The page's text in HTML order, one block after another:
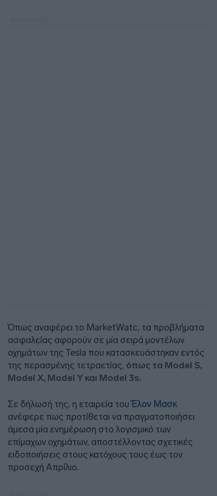
Όπως αναφέρει το MarketWatc, τα προβλήματα
ασφαλείας αφορούν σε μία σειρά μοντέλων
οχημάτων της Tesla που κατασκευάστηκαν εντός
της περασμένης τετραετίας, όπως τα Model S,
Model X, Model Y και Model 3s.
Σε δήλωσή της, η εταιρεία τουΈλον Μασκ
ανέφερε πως προτίθεται να πραγματοποιήσει
άμεσα μία ενημέρωση στο λογισμικό των
επίμαχων οχημάτων, αποστέλλοντας σχετικές
ειδοποιήσεις στους κατόχους τους έως τον
προσεχή Απρίλιο.